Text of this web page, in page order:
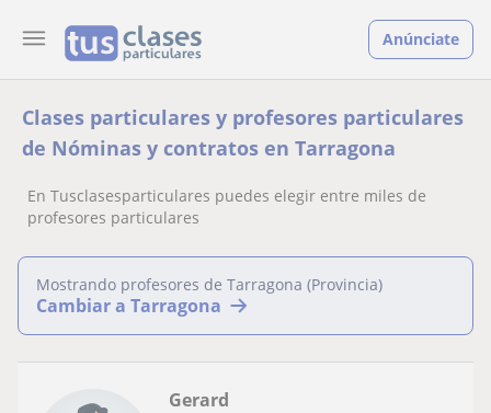
Anúnciate
Clases particulares y profesores particulares
de Nóminas y contratos en Tarragona
En Tusclasesparticulares puedes elegir entre miles de
profesores particulares
Mostrando profesores de Tarragona (Provincia)
Cambiar a Tarragona
Gerard